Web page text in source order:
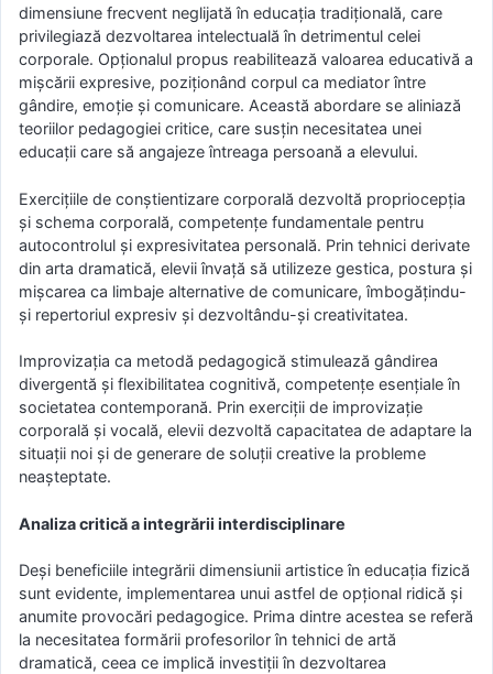
dimensiune frecvent neglijată în educația tradițională, care
privilegiază dezvoltarea intelectuală în detrimentul celei
corporale. Opționalul propus reabilitează valoarea educativă a
mișcării expresive, poziționând corpul ca mediator între
gândire, emoție și comunicare. Această abordare se aliniază
teoriilor pedagogiei critice, care susțin necesitatea unei
educații care să angajeze întreaga persoană a elevului.
Exercițiile de conștientizare corporală dezvoltă propriocepția
și schema corporală, competențe fundamentale pentru
autocontrolul și expresivitatea personală. Prin tehnici derivate
din arta dramatică, elevii învață să utilizeze gestica, postura și
mișcarea ca limbaje alternative de comunicare, îmbogățindu-
și repertoriul expresiv și dezvoltându-și creativitatea.
Improvizația ca metodă pedagogică stimulează gândirea
divergentă și flexibilitatea cognitivă, competențe esențiale în
societatea contemporană. Prin exerciții de improvizație
corporală și vocală, elevii dezvoltă capacitatea de adaptare la
situații noi și de generare de soluții creative la probleme
neașteptate.
Analiza critică a integrării interdisciplinare
Deși beneficiile integrării dimensiunii artistice în educația fizică
sunt evidente, implementarea unui astfel de opțional ridică și
anumite provocări pedagogice. Prima dintre acestea se referă
la necesitatea formării profesorilor în tehnici de artă
dramatică, ceea ce implică investiții în dezvoltarea